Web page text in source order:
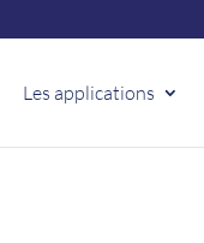
Les applications